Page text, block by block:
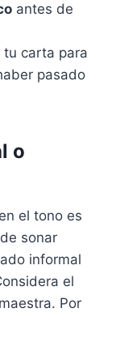
antes de
tu carta para
pasado
o
en el tono es
sonar
informal
el
Por